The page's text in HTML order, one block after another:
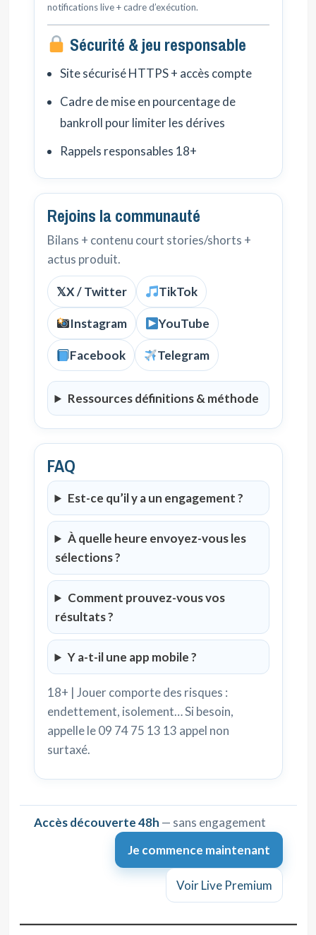
notifications live + cadre d’exécution.
Sécurité & jeu responsable
Site sécurisé HTTPS + accès compte
Cadre de mise en pourcentage de
bankroll pour limiter les dérives
Rappels responsables 18+
Rejoins la communauté
Bilans + contenu court stories/shorts +
actus produit.
𝕏X / Twitter TikTok
Instagram YouTube
Facebook Telegram
Ressources définitions & méthode
FAQ
Est-ce qu’il y a un engagement ?
À quelle heure envoyez-vous les
sélections ?
Comment prouvez-vous vos
résultats ?
Y a-t-il une app mobile ?
18+ | Jouer comporte des risques :
endettement, isolement… Si besoin,
appelle le 09 74 75 13 13 appel non
surtaxé.
Accès découverte 48h — sans engagement
Je commence maintenant
Voir Live Premium